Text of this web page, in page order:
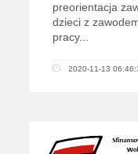
preorientacja
dzieci z
pracy...
2020-11-13